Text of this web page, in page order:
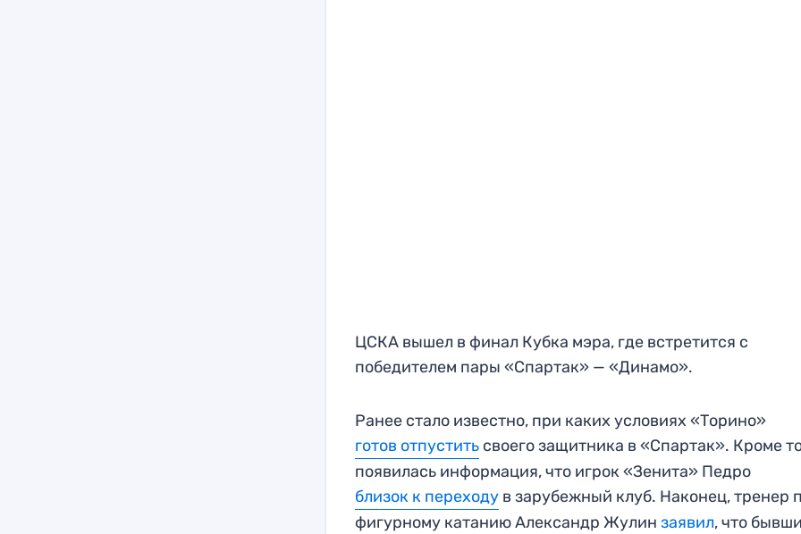
ЦСКА вышел в финал Кубка мэра, где встретится с
победителем пары «Спартак» — «Динамо».
Ранее стало известно, при каких условиях «Торино»
готов отпустить своего защитника в «Спартак». Кроме
появилась информация, что игрок «Зенита» Педро
близок к переходу в зарубежный клуб. Наконец, тренер
фигурному катанию Александр Жулинзаявил, что